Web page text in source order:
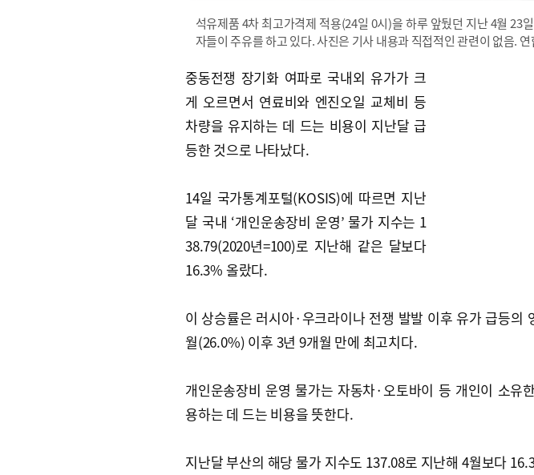
석유제품 4차 최고가격제 적용(24일 0시)을 하루 앞뒀던 지난 4월 23
자들이 주유를 하고 있다. 사진은 기사 내용과 직접적인 관련이 없음. 연
중동전쟁 장기화 여파로 국내외 유가가 크
게 오르면서 연료비와 엔진오일 교체비 등
차량을 유지하는 데 드는 비용이 지난달 급
등한 것으로 나타났다.
14일 국가통계포털(KOSIS)에 따르면 지난
달 국내 ‘개인운송장비 운영’ 물가 지수는 1
38.79(2020년=100)로 지난해 같은 달보다
16.3% 올랐다.
이 상승률은 러시아·우크라이나 전쟁 발발 이후 유가 급등의
월(26.0%) 이후 3년 9개월 만에 최고치다.
개인운송장비 운영 물가는 자동차·오토바이 등 개인이 소유
용하는 데 드는 비용을 뜻한다.
지난달 부산의 해당 물가 지수도 137.08로 지난해 4월보다